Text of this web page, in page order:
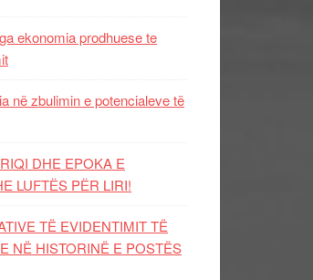
ekonomia prodhuese te
në zbulimin e potencialeve të
DHE EPOKA E
LUFTЁS PЁR LIRI!
TË EVIDENTIMIT TË
NË HISTORINË E POSTËS